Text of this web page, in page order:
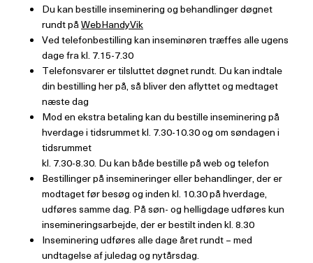
Du kan bestille inseminering og behandlinger døgnet
rundt påWebHandyVik
Ved telefonbestilling kan inseminøren træffes alle ugens
dage fra kl. 7.15-7.30
Telefonsvarer er tilsluttet døgnet rundt. Du kan indtale
din bestilling her på, så bliver den aflyttet og medtaget
næste dag
Mod en ekstra betaling kan du bestille inseminering på
hverdage i tidsrummet kl. 7.30-10.30 og om søndagen i
tidsrummet
kl. 7.30-8.30. Du kan både bestille på web og telefon
Bestillinger på insemineringer eller behandlinger, der er
modtaget før besøg og inden kl. 10.30 på hverdage,
udføres samme dag. På søn- og helligdage udføres kun
insemineringsarbejde, der er bestilt inden kl. 8.30
Inseminering udføres alle dage året rundt – med
undtagelse af juledag og nytårsdag.